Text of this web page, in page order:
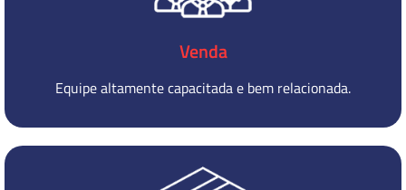
Venda
Equipe altamente capacitada e bem relacionada.